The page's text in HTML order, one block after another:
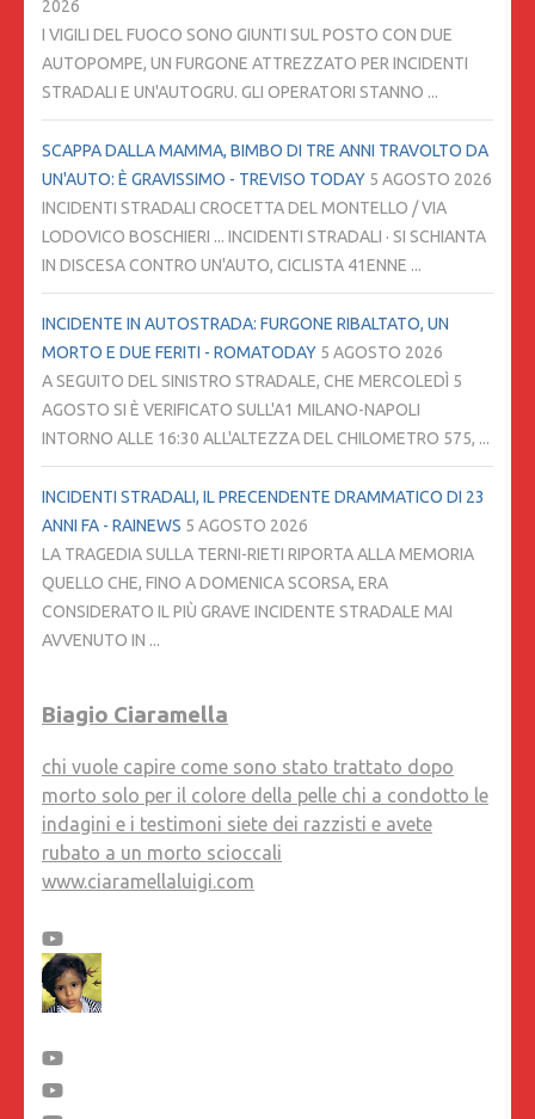
2026
I VIGILI DEL FUOCO SONO GIUNTI SUL POSTO CON DUE
AUTOPOMPE, UN FURGONE ATTREZZATO PER INCIDENTI
STRADALI E UN'AUTOGRU. GLI OPERATORI STANNO ...
SCAPPA DALLA MAMMA, BIMBO DI TRE ANNI TRAVOLTO DA
UN'AUTO: È GRAVISSIMO - TREVISO TODAY 5 AGOSTO 2026
INCIDENTI STRADALI CROCETTA DEL MONTELLO / VIA
LODOVICO BOSCHIERI ... INCIDENTI STRADALI · SI SCHIANTA
IN DISCESA CONTRO UN'AUTO, CICLISTA 41ENNE ...
INCIDENTE IN AUTOSTRADA: FURGONE RIBALTATO, UN
MORTO E DUE FERITI - ROMATODAY 5 AGOSTO 2026
A SEGUITO DEL SINISTRO STRADALE, CHE MERCOLEDÌ 5
AGOSTO SI È VERIFICATO SULL'A1 MILANO-NAPOLI
INTORNO ALLE 16:30 ALL'ALTEZZA DEL CHILOMETRO 575, ...
INCIDENTI STRADALI, IL PRECENDENTE DRAMMATICO DI 23
ANNI FA - RAINEWS 5 AGOSTO 2026
LA TRAGEDIA SULLA TERNI-RIETI RIPORTA ALLA MEMORIA
QUELLO CHE, FINO A DOMENICA SCORSA, ERA
CONSIDERATO IL PIÙ GRAVE INCIDENTE STRADALE MAI
AVVENUTO IN ...
Biagio Ciaramella
chi vuole capire come sono stato trattato dopo
morto solo per il colore della pelle chi a condotto le
indagini e i testimoni siete dei razzisti e avete
rubato a un morto scioccali
www.ciaramellaluigi.com